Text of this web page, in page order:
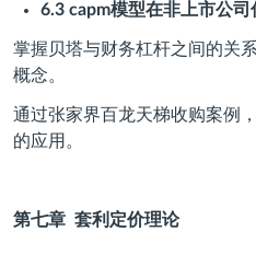
6.3 capm模型在非上市公司
掌握贝塔与财务杠杆之间的关
概念。
通过张家界百龙天梯收购案例
的应用。
第七章 套利定价理论